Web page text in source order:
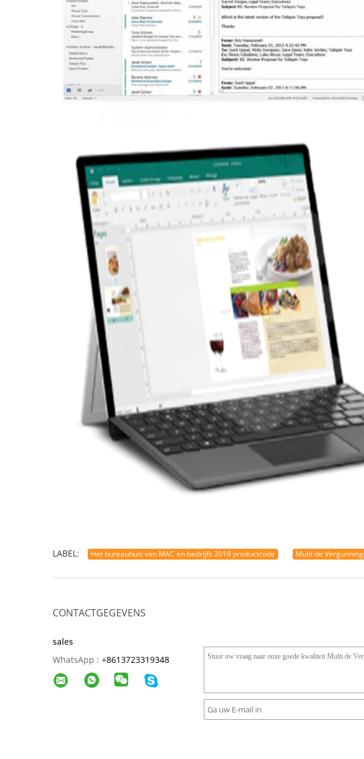
LABEL: Het bureauhuis van MAC en bedrijfs 2019 productcode Multi de
CONTACTGEGEVENS
sales
WhatsApp : +8613723319348